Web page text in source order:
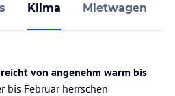
Klima Mietwagen
von angenehm warm bis
bis Februar herrschen